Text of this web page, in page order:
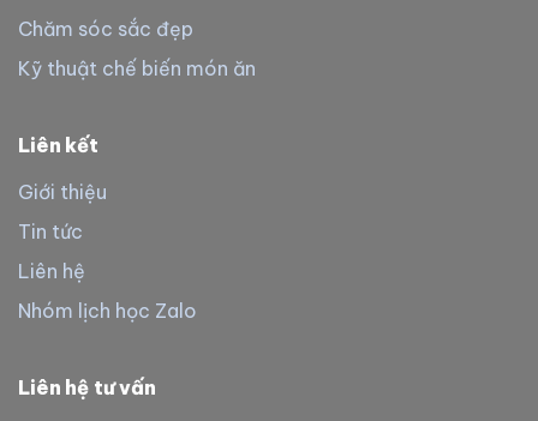
Chăm sóc sắc đẹp
Kỹ thuật chế biến món ăn
Liên kết
Giới thiệu
Tin tức
Liên hệ
Nhóm lịch học Zalo
Liên hệ tư vấn